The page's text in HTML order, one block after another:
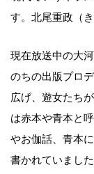
す。北尾重政（
現在放送中の大
のちの出版プロ
広げ、遊女たち
は赤本や青本と
やお伽話、青本
書かれていまし